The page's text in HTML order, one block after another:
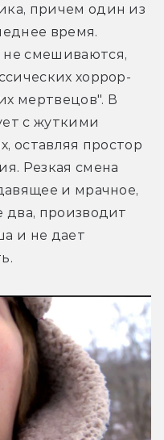
причем один из
время.
смешиваются,
хоррор-
мертвецов". В
с жуткими
оставляя простор
Резкая смена
и мрачное,
два, производит
и не дает